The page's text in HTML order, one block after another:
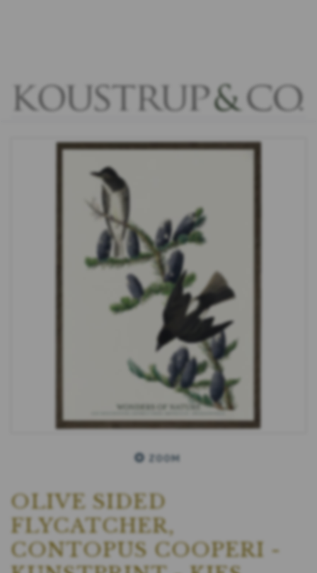
ZOOM
OLIVE SIDED
FLYCATCHER,
CONTOPUS COOPERI -